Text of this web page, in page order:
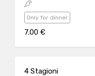
Only for dinner
7.00 €
4 Stagioni